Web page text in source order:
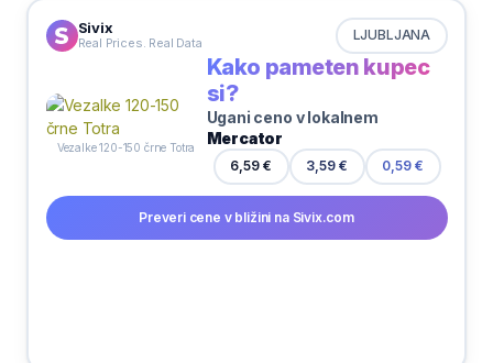
Sivix
Real Prices. Real Data LJUBLJANA
Vezalke 120-150 črne Totra
Kako pameten kupec
si?
Ugani ceno v lokalnem
Mercator
6,59 € 3,59 € 0,59 €
Preveri cene v bližini na Sivix.com